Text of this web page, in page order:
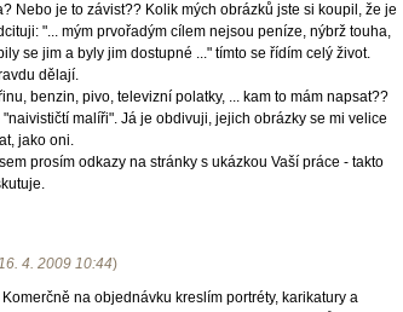
Nebo je to závist?? Kolik mých obrázků jste si koupil, že je
"... mým prvořadým cílem nejsou peníze, nýbrž touha,
se jim a byly jim dostupné ..." tímto se řídím celý život.
dělají.
benzin, pivo, televizní polatky, ... kam to mám napsat??
malíři". Já je obdivuji, jejich obrázky se mi velice
jako oni.
prosím odkazy na stránky s ukázkou Vaší práce - takto
4. 2009 10:44)
na objednávku kreslím portréty, karikatury a